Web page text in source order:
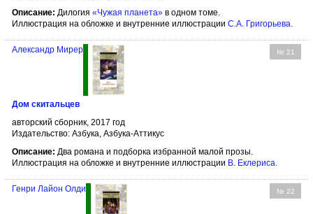
Описание: Дилогия «Чужая планета» в одном томе.
Иллюстрация на обложке и внутренние иллюстрации С.А. Григорьева.
№ 21
Александр Мирер
Дом скитальцев
авторский сборник, 2017 год
Издательство: Азбука, Азбука-Аттикус
Описание: Два романа и подборка избранной малой прозы.
Иллюстрация на обложке и внутренние иллюстрации В. Еклериса
№ 22
Генри Лайон Олди